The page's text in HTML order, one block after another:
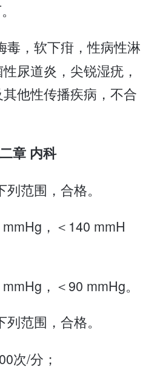
毒，软下疳，性病性淋
尿道炎，尖锐湿疣，
他性传播疾病，不合
章 内科
列范围，合格。
mmHg，＜140 mmH
，＜90 mmHg。
范围，合格。
次/分；